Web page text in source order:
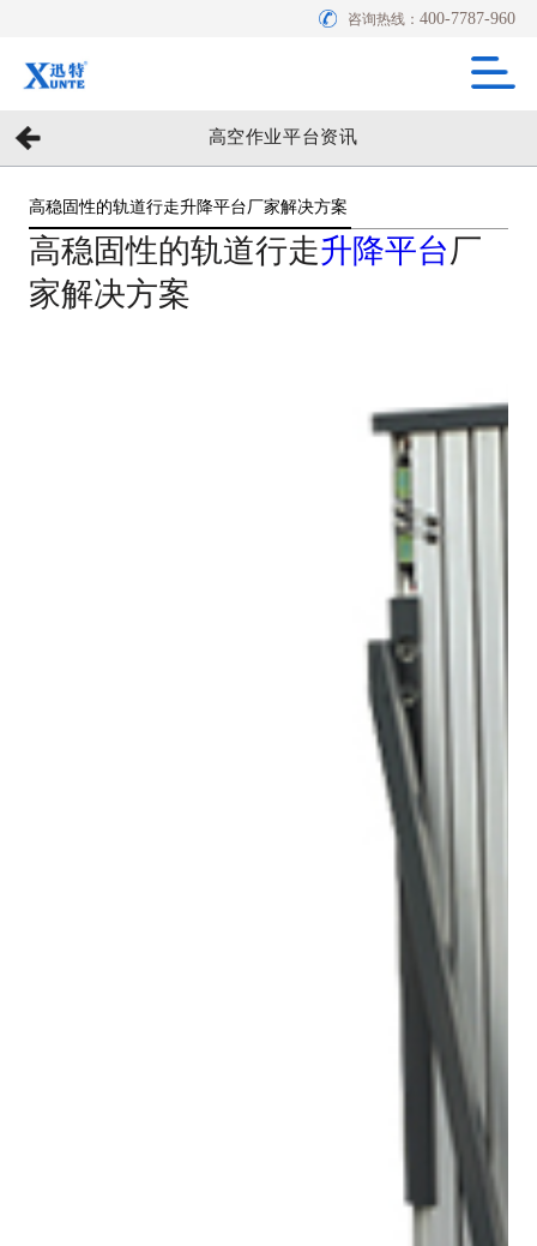
咨询热线：400-7787-960
高空作业平台资讯
高稳固性的轨道行走升降平台厂家解决方案
高稳固性的轨道行走升降平台厂
家解决方案